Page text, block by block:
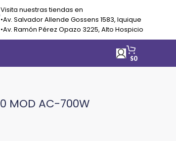
Visita nuestras tiendas en
•Av. Salvador Allende Gossens 1583, Iquique
•Av. Ramón Pérez Opazo 3225, Alto Hospicio
$0
MOD AC-700W